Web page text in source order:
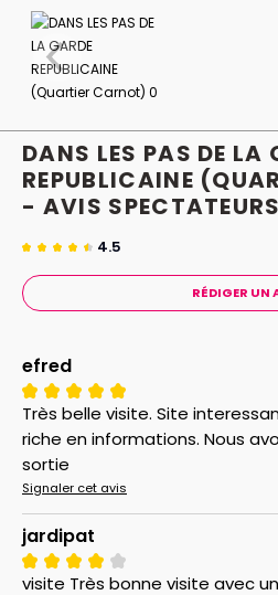
Compte tenu des récents
consignes de sécurité sont
militaire de la Garde
réservation, notre équipe
participant :Nom, prénom +
naissance.
Ces informations devront
plus tard à 10h le vendredi
L'accès à la Garde
DANS LES PAS DE LA
REPUBLICAINE
- AVIS SPECTATEURS
4.5
RÉDIGER UN
efred
Très belle visite. Site
riche en informations. Nous
sortie
Signaler cet avis
jardipat
visite Très bonne visite avec